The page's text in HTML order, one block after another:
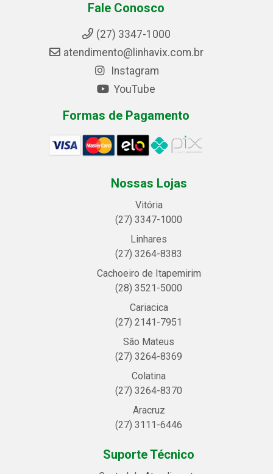
Fale Conosco
(27) 3347-1000
atendimento@linhavix.com.br
Instagram
YouTube
Formas de Pagamento
Nossas Lojas
Vitória
(27) 3347-1000
Linhares
(27) 3264-8383
Cachoeiro de Itapemirim
(28) 3521-5000
Cariacica
(27) 2141-7951
São Mateus
(27) 3264-8369
Colatina
(27) 3264-8370
Aracruz
(27) 3111-6446
Suporte Técnico